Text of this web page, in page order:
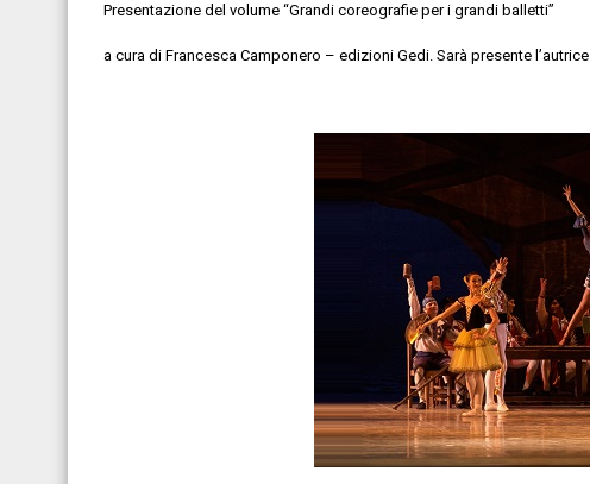
Presentazione del volume “Grandi coreografie per i grandi balletti”
a cura di Francesca Camponero – edizioni Gedi. Sarà presente l’autrice